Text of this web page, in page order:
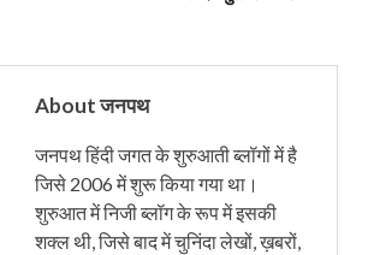
About जनपथ
जनपथ हिंदी जगत के शुरुआती ब्लॉगों में है
जिसे 2006 में शुरू किया गया था।
शुरुआत में निजी ब्लॉग के रूप में इसकी
शक्ल थी, जिसे बाद में चुनिंदा लेखों, ख़बरों,